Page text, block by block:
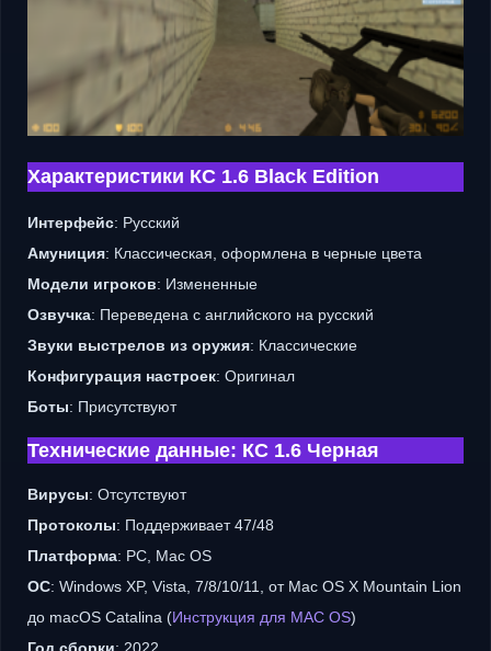
Характеристики КС 1.6 Black Edition
Интерфейс: Русский
Амуниция: Классическая, оформлена в черные цвета
Модели игроков: Измененные
Озвучка: Переведена с английского на русский
Звуки выстрелов из оружия: Классические
Конфигурация настроек: Оригинал
Боты: Присутствуют
Технические данные: КС 1.6 Черная
Вирусы: Отсутствуют
Протоколы: Поддерживает 47/48
Платформа: PC, Mac OS
ОС: Windows XP, Vista, 7/8/10/11, от Mac OS X Mountain Lion
до macOS Catalina (Инструкция для MAC OS)
Год сборки: 2022